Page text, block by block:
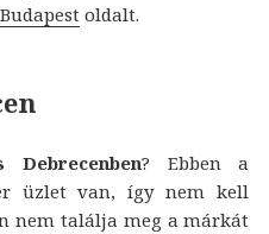
oldalt.
? Ebben a
üzlet van, így nem kell
nem találja meg a márkát